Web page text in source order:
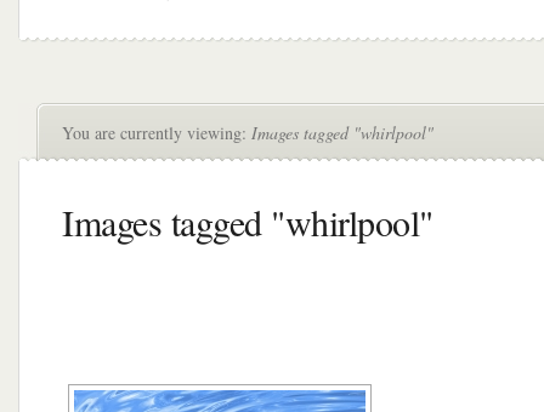
You are currently viewing: Images tagged "whirlpool"
Images tagged "whirlpool"